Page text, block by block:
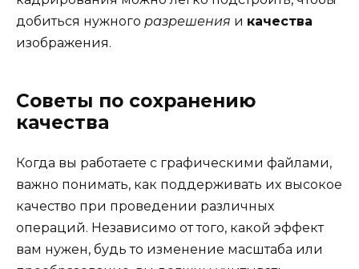
добиться нужного разрешения и качества
изображения.
Советы по сохранению
качества
Когда вы работаете с графическими файлами,
важно понимать, как поддерживать их высокое
качество при проведении различных
операций. Независимо от того, какой эффект
вам нужен, будь то изменение масштаба или